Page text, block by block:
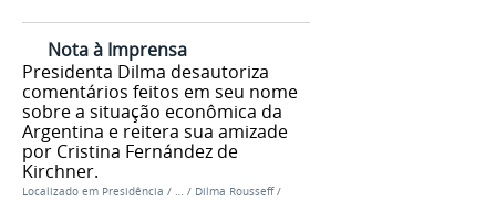
Nota à Imprensa
Presidenta Dilma desautoriza
comentários feitos em seu nome
sobre a situação econômica da
Argentina e reitera sua amizade
por Cristina Fernández de
Kirchner.
Localizado em Presidência / … / Dilma Rousseff /